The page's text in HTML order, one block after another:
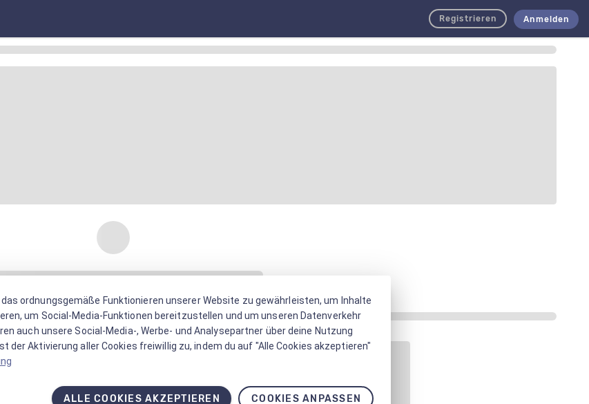
Registrieren Anmelden
ordnungsgemäße Funktionieren unserer Website zu gewährleisten, um Inhalte
um Social-Media-Funktionen bereitzustellen und um unseren Datenverkehr
auch unsere Social-Media-, Werbe- und Analysepartner über deine Nutzung
der Aktivierung aller Cookies freiwillig zu, indem du auf "Alle Cookies akzeptieren"
ALLE COOKIES AKZEPTIEREN COOKIES ANPASSEN